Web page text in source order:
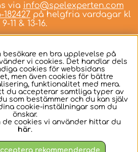
via info@spelexperten.com
182427 på helgfria vardagar kl
9-11 & 13-16.
besökare en bra upplevelse på
vi cookies. Det handlar dels
cookies för webbsidans
men även cookies för bättre
funktionalitet med mera.
du accepterar samtliga typer av
som bestämmer och du kan själv
cookie-inställningar som du
önskar.
de cookies vi använder hittar du
här.
rekommenderade